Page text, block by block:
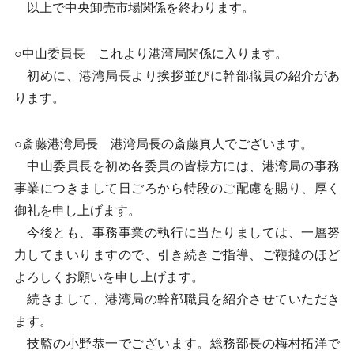
以上で中央卸売市場関係を終わります。
○中山委員長 これより港湾局関係に入ります。
初めに、港湾局長より挨拶並びに幹部職員の紹介があ
ります。
○斎藤港湾局長 港湾局長の斎藤真人でございます。
中山委員長を初め各委員の皆様方には、港湾局の事務
事業につきまして日ごろから特段のご配慮を賜り、厚く
御礼を申し上げます。
今後とも、事務事業の執行に当たりましては、一層努
力してまいりますので、引き続きご指導、ご鞭撻のほど
よろしくお願いを申し上げます。
続きまして、港湾局の幹部職員を紹介させていただき
ます。
技監の小野恭一でございます。総務部長の梅村拓洋で